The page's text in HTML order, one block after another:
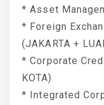
* Asset
* Foreign
(JAKARTA +
* Corporate
KOTA)
* Integrated